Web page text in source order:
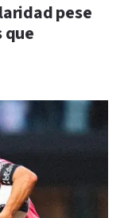
pese
que